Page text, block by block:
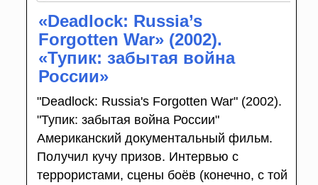
«Deadlock: Russia’s
Forgotten War» (2002).
«Тупик: забытая война
России»
"Deadlock: Russia's Forgotten War" (2002).
"Тупик: забытая война России"
Американский документальный фильм.
Получил кучу призов. Интервью с
террористами, сцены боёв (конечно, с той